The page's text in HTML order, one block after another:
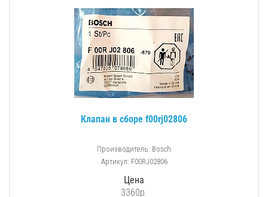
Клапан в сборе f00rj02806
Производитель: Bosch
Артикул: F00RJ02806
Цена
3360р.